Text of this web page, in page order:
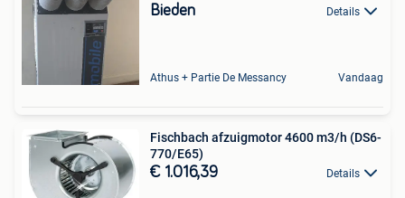
Bieden Details
Athus + Partie De Messancy Vandaag
Fischbach afzuigmotor 4600 m3/h (DS6-
770/E65)
€ 1.016,39 Details